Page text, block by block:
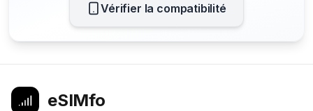
Vérifier la compatibilité
eSIMfo